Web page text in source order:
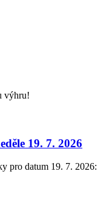
výhru!
19. 7. 2026
pro datum 19. 7. 2026: